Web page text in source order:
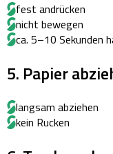
fest andrücken
nicht bewegen
ca. 5–10 Sekunden
5. Papier
langsam abziehen
kein Rucken